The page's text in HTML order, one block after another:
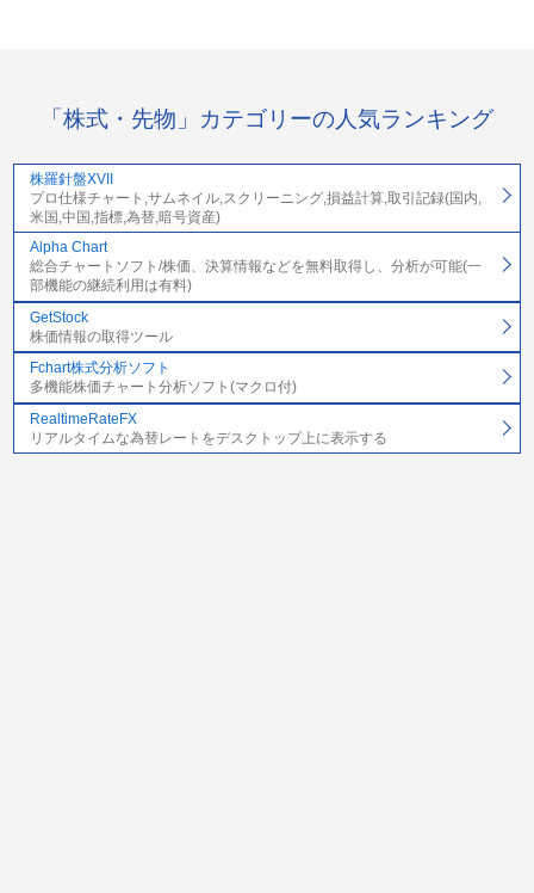
「株式・先物」カテゴリーの人気ランキング
株羅針盤XVII
プロ仕様チャート,サムネイル,スクリーニング,損益計算,取引記録(国内,
米国,中国,指標,為替,暗号資産)
Alpha Chart
総合チャートソフト/株価、決算情報などを無料取得し、分析が可能(一
部機能の継続利用は有料)
GetStock
株価情報の取得ツール
Fchart株式分析ソフト
多機能株価チャート分析ソフト(マクロ付)
RealtimeRateFX
リアルタイムな為替レートをデスクトップ上に表示する